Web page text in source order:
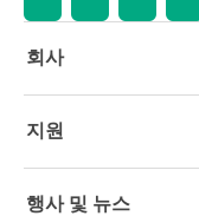
회사
HPE 소개
지원
운영 지원 서비스
행사 및 뉴스